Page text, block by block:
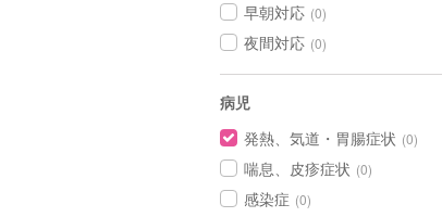
早朝対応 (0)
夜間対応 (0)
病児
発熱、気道・胃腸症状 (0)
喘息、皮疹症状 (0)
感染症 (0)